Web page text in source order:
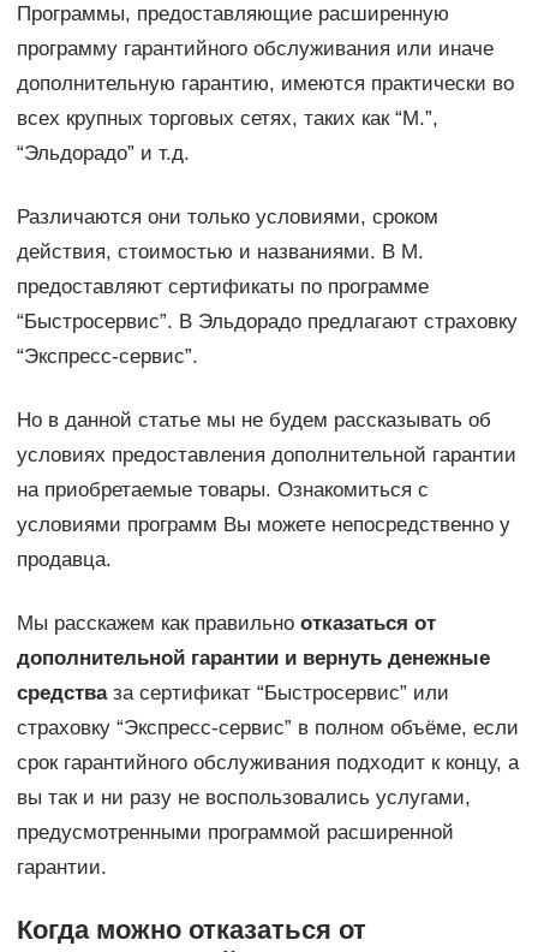
Программы, предоставляющие расширенную
программу гарантийного обслуживания или иначе
дополнительную гарантию, имеются практически во
всех крупных торговых сетях, таких как “М.”,
“Эльдорадо” и т.д.
Различаются они только условиями, сроком
действия, стоимостью и названиями. В М.
предоставляют сертификаты по программе
“Быстросервис”. В Эльдорадо предлагают страховку
“Экспресс-сервис”.
Но в данной статье мы не будем рассказывать об
условиях предоставления дополнительной гарантии
на приобретаемые товары. Ознакомиться с
условиями программ Вы можете непосредственно у
продавца.
Мы расскажем как правильно отказаться от
дополнительной гарантии и вернуть денежные
средстваза сертификат “Быстросервис” или
страховку “Экспресс-сервис” в полном объёме, если
срок гарантийного обслуживания подходит к концу, а
вы так и ни разу не воспользовались услугами,
предусмотренными программой расширенной
гарантии.
Когда можно отказаться от